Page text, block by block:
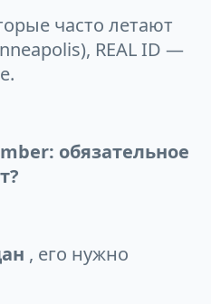
часто летают
REAL ID —
обязательное
, его нужно